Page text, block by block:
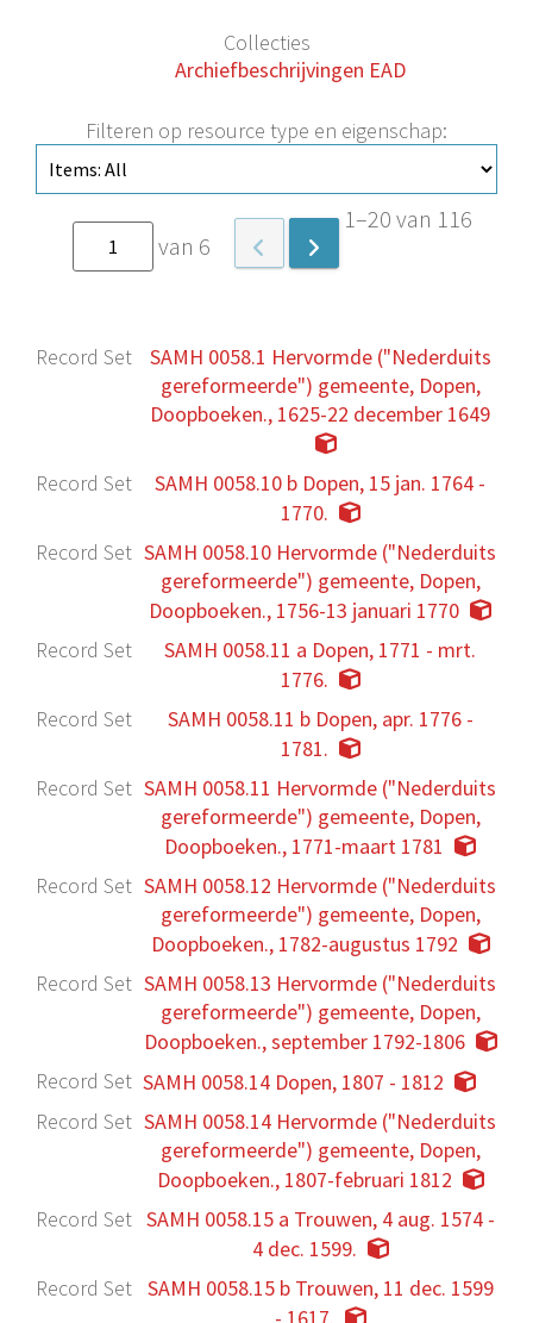
Collecties
Archiefbeschrijvingen EAD
Filteren op resource type en eigenschap:
van 6
1–20 van 116
Record Set
SAMH 0058.1 Hervormde ("Nederduits
gereformeerde") gemeente, Dopen,
Doopboeken., 1625-22 december 1649
Record Set
SAMH 0058.10 b Dopen, 15 jan. 1764 -
1770.
Record Set SAMH 0058.10 Hervormde ("Nederduits
gereformeerde") gemeente, Dopen,
Doopboeken., 1756-13 januari 1770
Record Set
SAMH 0058.11 a Dopen, 1771 - mrt.
1776.
Record Set
SAMH 0058.11 b Dopen, apr. 1776 -
1781.
Record Set SAMH 0058.11 Hervormde ("Nederduits
gereformeerde") gemeente, Dopen,
Doopboeken., 1771-maart 1781
Record Set SAMH 0058.12 Hervormde ("Nederduits
gereformeerde") gemeente, Dopen,
Doopboeken., 1782-augustus 1792
Record Set SAMH 0058.13 Hervormde ("Nederduits
gereformeerde") gemeente, Dopen,
Doopboeken., september 1792-1806
Record Set SAMH 0058.14 Dopen, 1807 - 1812
Record Set SAMH 0058.14 Hervormde ("Nederduits
gereformeerde") gemeente, Dopen,
Doopboeken., 1807-februari 1812
Record Set SAMH 0058.15 a Trouwen, 4 aug. 1574 -
4 dec. 1599.
Record Set SAMH 0058.15 b Trouwen, 11 dec. 1599